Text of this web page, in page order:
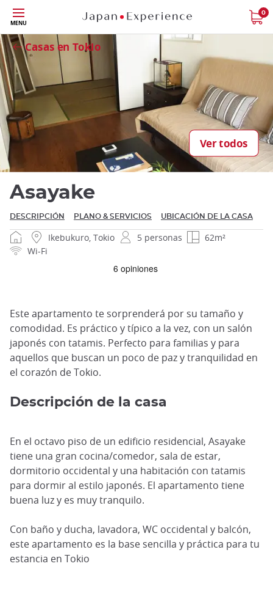
Tamaño
MENU
0
Casas en Tokio
Ver todos
Close
Asayake
DESCRIPCIÓN PLANO & SERVICIOS UBICACIÓN DE LA CASA
Ikebukuro, Tokio 5 personas
62m²
Wi-Fi
Este apartamento te sorprenderá por su tamaño y
comodidad. Es práctico y típico a la vez, con un salón
japonés con tatamis. Perfecto para familias y para
aquellos que buscan un poco de paz y tranquilidad en
el corazón de Tokio.
Descripción de la casa
En el octavo piso de un edificio residencial, Asayake
tiene una gran cocina/comedor, sala de estar,
dormitorio occidental y una habitación con tatamis
para dormir al estilo japonés. El apartamento tiene
buena luz y es muy tranquilo.
Con baño y ducha, lavadora, WC occidental y balcón,
este apartamento es la base sencilla y práctica para tu
estancia en Tokio
Cerrar